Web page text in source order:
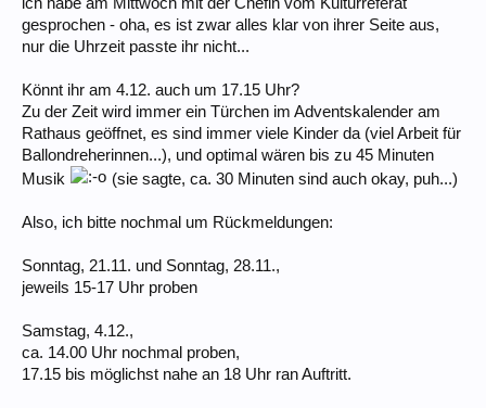
ich habe am Mittwoch mit der Chefin vom Kulturreferat
gesprochen - oha, es ist zwar alles klar von ihrer Seite aus,
nur die Uhrzeit passte ihr nicht...
Könnt ihr am 4.12. auch um 17.15 Uhr?
Zu der Zeit wird immer ein Türchen im Adventskalender am
Rathaus geöffnet, es sind immer viele Kinder da (viel Arbeit für
Ballondreherinnen...), und optimal wären bis zu 45 Minuten
Musik
(sie sagte, ca. 30 Minuten sind auch okay, puh...)
Also, ich bitte nochmal um Rückmeldungen:
Sonntag, 21.11. und Sonntag, 28.11.,
jeweils 15-17 Uhr proben
Samstag, 4.12.,
ca. 14.00 Uhr nochmal proben,
17.15 bis möglichst nahe an 18 Uhr ran Auftritt.